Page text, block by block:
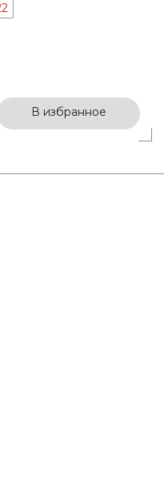
В избранное